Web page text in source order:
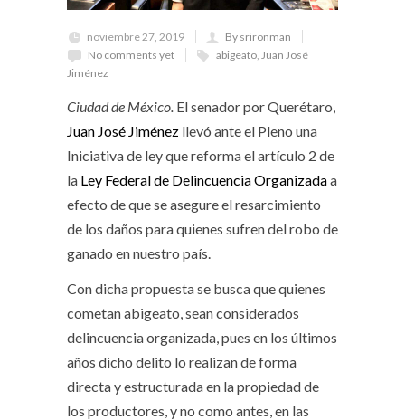
noviembre 27, 2019
By srironman
No comments yet
abigeato, Juan José
Jiménez
Ciudad de México. El senador por Querétaro,
Juan José Jiménez llevó ante el Pleno una
Iniciativa de ley que reforma el artículo 2 de
la Ley Federal de Delincuencia Organizadaa
efecto de que se asegure el resarcimiento
de los daños para quienes sufren del robo de
ganado en nuestro país.
Con dicha propuesta se busca que quienes
cometan abigeato, sean considerados
delincuencia organizada, pues en los últimos
años dicho delito lo realizan de forma
directa y estructurada en la propiedad de
los productores, y no como antes, en las